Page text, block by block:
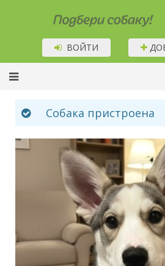
Подбери собаку!
ВОЙТИ
Собака пристроена